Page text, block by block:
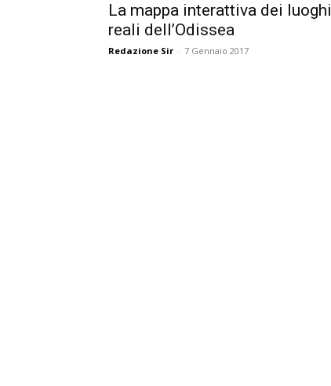
La mappa interattiva dei luoghi
reali dell’Odissea
Redazione Sir - 7 Gennaio 2017